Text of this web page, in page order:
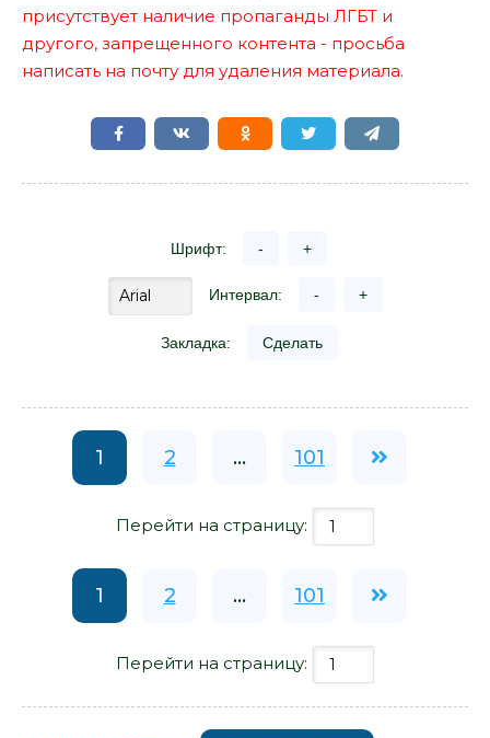
присутствует наличие пропаганды ЛГБТ и
другого, запрещенного контента - просьба
написать на почту для удаления материала.
Шрифт: - +
Интервал: - +
Закладка: Сделать
1 2 ... 101
Перейти на страницу:
1 2 ... 101
Перейти на страницу: